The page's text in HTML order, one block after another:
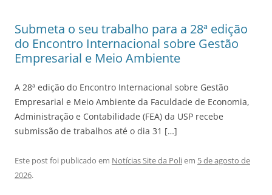
Submeta o seu trabalho para a 28ª edição
do Encontro Internacional sobre Gestão
Empresarial e Meio Ambiente
A 28ª edição do Encontro Internacional sobre Gestão
Empresarial e Meio Ambiente da Faculdade de Economia,
Administração e Contabilidade (FEA) da USP recebe
submissão de trabalhos até o dia 31 […]
Este post foi publicado em Notícias Site da Poliem 5 de agosto de
2026.